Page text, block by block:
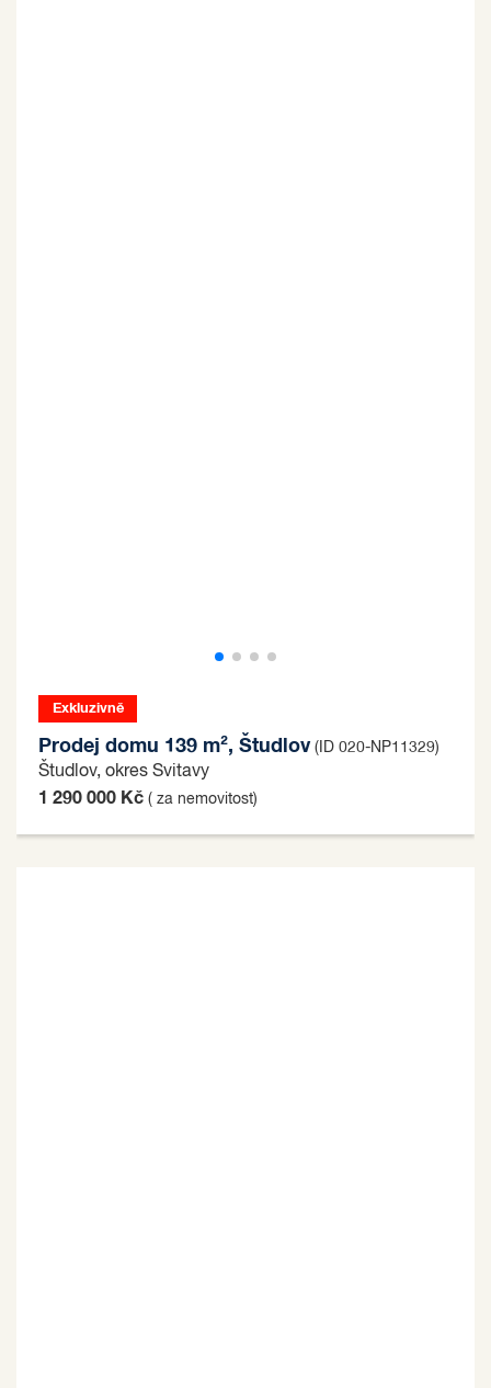
Exkluzivně
Prodej domu 139 m², Študlov(ID 020-NP11329)
Študlov, okres Svitavy
1 290 000 Kč ( za nemovitost)